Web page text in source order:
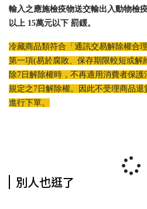
輸入之應施檢疫物送交輸出入動物檢
以上 15萬元以下 罰鍰。
冷藏商品類符合「通訊交易解除權合
第一項(易於腐敗、保存期限較短或解
除7日解除權時，不再適用消費者保
規定之7日解除權。因此不受理商品
進行下單。
別人也逛了